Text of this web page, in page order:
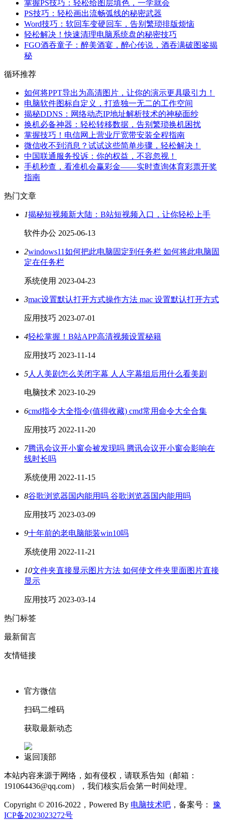
掌握PS技巧：轻松给图层填色，一学就会
PS技巧：轻松画出流畅弧线的秘密武器
Word技巧：软回车变硬回车，告别繁琐排版烦恼
轻松解决！快速清理电脑系统盘的秘密技巧
FGO酒吞童子：醉美酒宴，醉心传说，酒吞满破图鉴揭
秘
循环推荐
如何将PPT导出为高清图片，让你的演示更具吸引力！
电脑软件图标自定义，打造独一无二的工作空间
揭秘DDNS：网络动态IP地址解析技术的神秘面纱
换机必备神器：轻松转移数据，告别繁琐换机困扰
掌握技巧！电信网上营业厅宽带安装全程指南
微信收不到消息？试试这些简单步骤，轻松解决！
中国联通服务投诉：你的权益，不容忽视！
手机秒查，看准机会赢彩金——实时查询体育彩票开奖
指南
热门文章
1揭秘短视频新大陆：B站短视频入口，让你轻松上手
软件办公 2025-06-13
2windows11如何把此电脑固定到任务栏 如何将此电脑固
定在任务栏
系统使用 2023-04-23
3mac设置默认打开方式操作方法 mac 设置默认打开方式
应用技巧 2023-07-01
4轻松掌握！B站APP高清视频设置秘籍
应用技巧 2023-11-14
5人人美剧怎么关闭字幕 人人字幕组后用什么看美剧
电脑技术 2023-10-29
6cmd指令大全指令(值得收藏) cmd常用命令大全合集
应用技巧 2022-11-20
7腾讯会议开小窗会被发现吗 腾讯会议开小窗会影响在
线时长吗
系统使用 2022-11-15
8谷歌浏览器国内能用吗 谷歌浏览器国内能用吗
应用技巧 2023-03-09
9十年前的老电脑能装win10吗
系统使用 2022-11-21
10文件夹直接显示图片方法 如何使文件夹里面图片直接
显示
应用技巧 2023-03-14
热门标签
最新留言
友情链接
官方微信
扫码二维码
获取最新动态
返回顶部
本站内容来源于网络，如有侵权，请联系告知（邮箱：
191064436@qq.com），我们核实后会第一时间处理。
Copyright © 2016-2022，Powered By 电脑技术吧 ，备案号： 豫
ICP备2023023272号